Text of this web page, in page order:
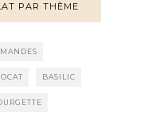
PAR THÈME
BASILIC